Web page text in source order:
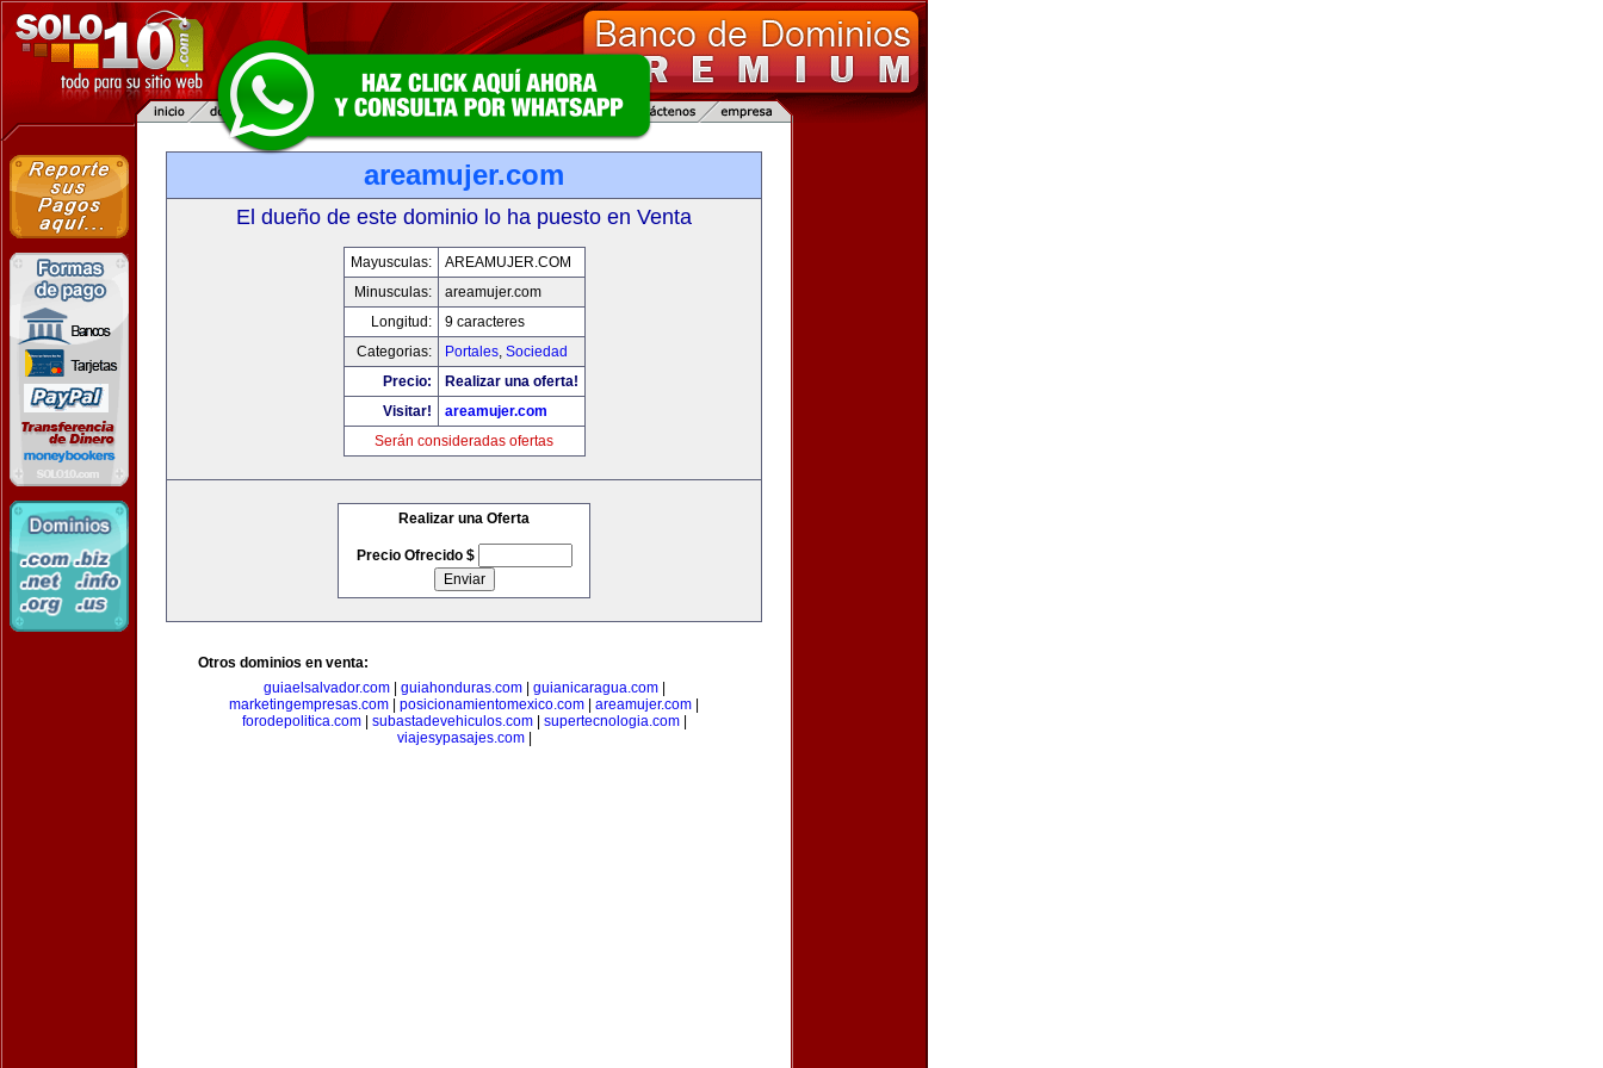
areamujer.com
El dueño de este dominio lo ha puesto en Venta
Mayusculas:
AREAMUJER.COM
Minusculas:
areamujer.com
Longitud:
9 caracteres
Categorias:
Portales, Sociedad
Precio:
Realizar una oferta!
Visitar!
areamujer.com
Serán consideradas ofertas
Realizar una Oferta
Precio Ofrecido $
Otros dominios en venta:
guiaelsalvador.com| guiahonduras.com| guianicaragua.com|
marketingempresas.com
posicionamientomexico.com areamujer.com
forodepolitica.com| subastadevehiculos.com| supertecnologia.com|
viajesypasajes.com|